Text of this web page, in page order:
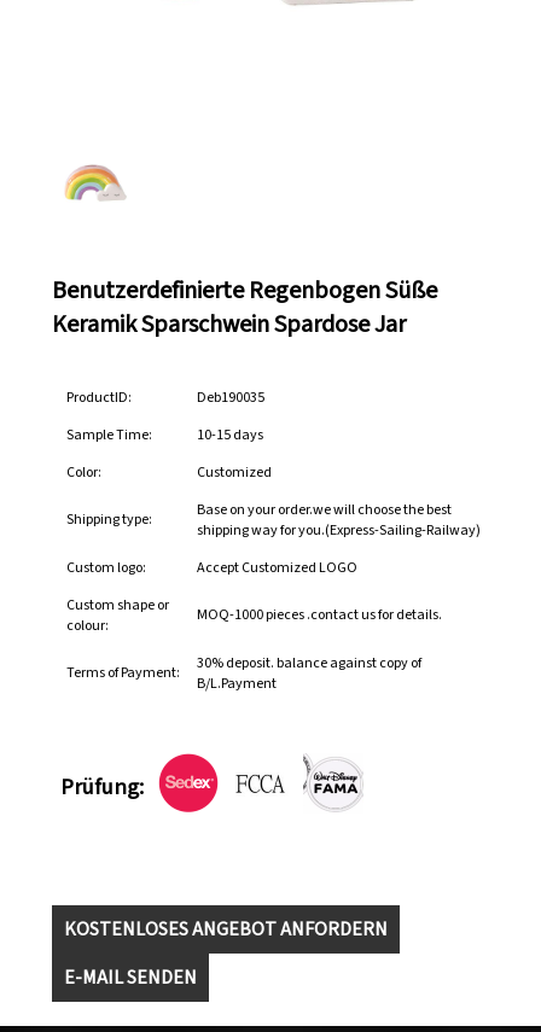
Benutzerdefinierte Regenbogen Süße
Keramik Sparschwein Spardose Jar
ProductID:
Deb190035
Sample Time:
10-15 days
Color:
Customized
Shipping type:
Base on your order.we will choose the best
shipping way for you.(Express-Sailing-Railway)
Custom logo:
Accept Customized LOGO
Custom shape or
colour:
MOQ-1000 pieces .contact us for details.
Terms of Payment:
30% deposit. balance against copy of
B/L.Payment
Prüfung:
KOSTENLOSES ANGEBOT ANFORDERN
E-MAIL SENDEN